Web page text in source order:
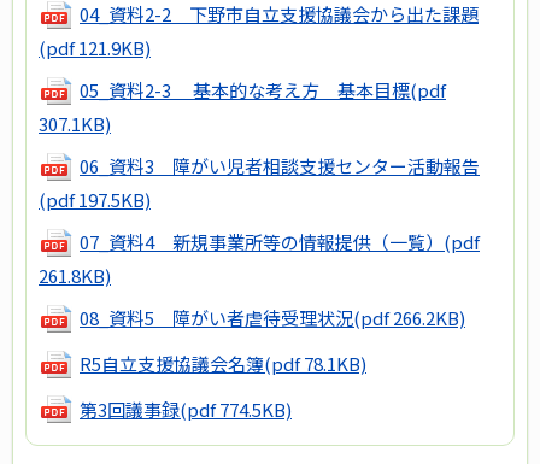
04_資料2-2 下野市自立支援協議会から出た課題
(pdf 121.9KB)
05_資料2-3 基本的な考え方 基本目標(pdf
307.1KB)
06_資料3 障がい児者相談支援センター活動報告
(pdf 197.5KB)
07_資料4 新規事業所等の情報提供（一覧） (pdf
261.8KB)
08_資料5 障がい者虐待受理状況(pdf 266.2KB)
R5自立支援協議会名簿(pdf 78.1KB)
第3回議事録(pdf 774.5KB)